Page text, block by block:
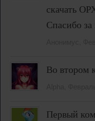
скачать
Спасибо за
Во втором
Первый